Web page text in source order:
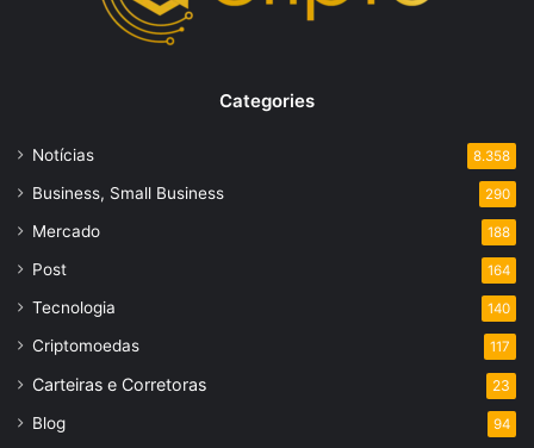
Categories
Notícias 8.358
Business, Small Business 290
Mercado 188
Post 164
Tecnologia 140
Criptomoedas 117
Carteiras e Corretoras 23
Blog 94